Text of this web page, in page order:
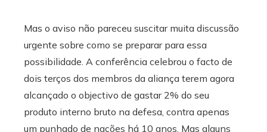
Mas o aviso não pareceu suscitar muita discussão
urgente sobre como se preparar para essa
possibilidade. A conferência celebrou o facto de
dois terços dos membros da aliança terem agora
alcançado o objectivo de gastar 2% do seu
produto interno bruto na defesa, contra apenas
um punhado de nações há 10 anos. Mas alguns